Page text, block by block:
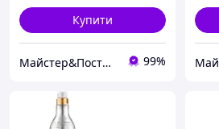
Купити
Майстер&Пострілу 99%